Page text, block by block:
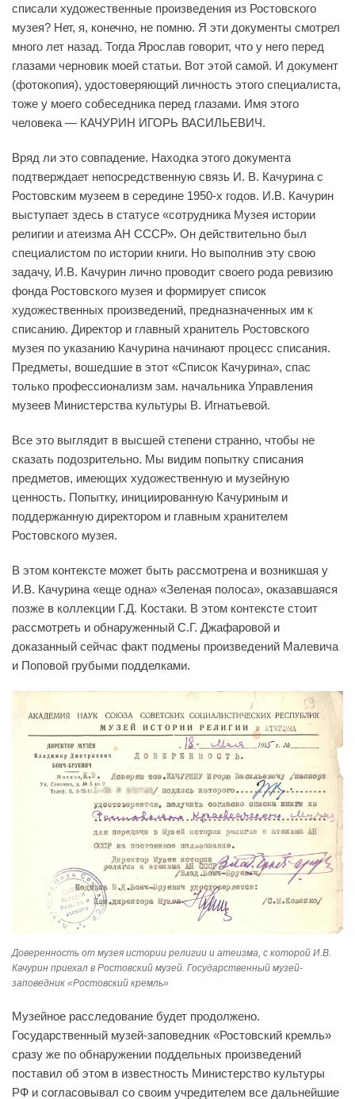
списали художественные произведения из Ростовского
музея? Нет, я, конечно, не помню. Я эти документы смотрел
много лет назад. Тогда Ярослав говорит, что у него перед
глазами черновик моей статьи. Вот этой самой. И документ
(фотокопия), удостоверяющий личность этого специалиста,
тоже у моего собеседника перед глазами. Имя этого
человека — КАЧУРИН ИГОРЬ ВАСИЛЬЕВИЧ.
Вряд ли это совпадение. Находка этого документа
подтверждает непосредственную связь И. В. Качурина с
Ростовским музеем в середине 1950-х годов. И.В. Качурин
выступает здесь в статусе «сотрудника Музея истории
религии и атеизма АН СССР». Он действительно был
специалистом по истории книги. Но выполнив эту свою
задачу, И.В. Качурин лично проводит своего рода ревизию
фонда Ростовского музея и формирует список
художественных произведений, предназначенных им к
списанию. Директор и главный хранитель Ростовского
музея по указанию Качурина начинают процесс списания.
Предметы, вошедшие в этот «Список Качурина», спас
только профессионализм зам. начальника Управления
музеев Министерства культуры В. Игнатьевой.
Все это выглядит в высшей степени странно, чтобы не
сказать подозрительно. Мы видим попытку списания
предметов, имеющих художественную и музейную
ценность. Попытку, инициированную Качуриным и
поддержанную директором и главным хранителем
Ростовского музея.
В этом контексте может быть рассмотрена и возникшая у
И.В. Качурина «еще одна» «Зеленая полоса», оказавшаяся
позже в коллекции Г.Д. Костаки. В этом контексте стоит
рассмотреть и обнаруженный С.Г. Джафаровой и
доказанный сейчас факт подмены произведений Малевича
и Поповой грубыми подделками.
Доверенность от музея истории религии и атеизма, с которой И.В.
Качурин приехал в Ростовский музей. Государственный музей-
заповедник «Ростовский кремль»
Музейное расследование будет продолжено.
Государственный музей-заповедник «Ростовский кремль»
сразу же по обнаружении поддельных произведений
поставил об этом в известность Министерство культуры
РФ и согласовывал со своим учредителем все дальнейшие